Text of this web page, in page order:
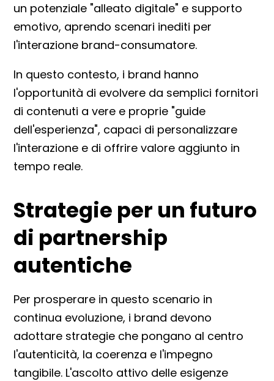
un potenziale "alleato digitale" e supporto
emotivo, aprendo scenari inediti per
l'interazione brand-consumatore.
In questo contesto, i brand hanno
l'opportunità di evolvere da semplici fornitori
di contenuti a vere e proprie "guide
dell'esperienza", capaci di personalizzare
l'interazione e di offrire valore aggiunto in
tempo reale.
Strategie per un futuro
di partnership
autentiche
Per prosperare in questo scenario in
continua evoluzione, i brand devono
adottare strategie che pongano al centro
l'autenticità, la coerenza e l'impegno
tangibile. L'ascolto attivo delle esigenze